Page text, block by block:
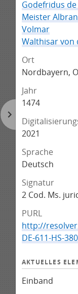
Godefridus
Meister
Volmar
Walthisar von
Ort
Nordbayern,
Jahr
1474
2021
Sprache
Deutsch
Signatur
2 Cod. Ms.
PURL
http://
DE-611-HS-
AKTUELLES
Einband